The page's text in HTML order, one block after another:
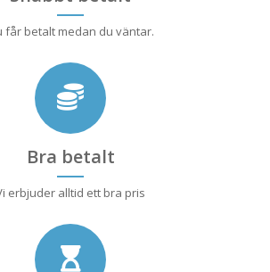
får betalt medan du väntar.
Bra betalt
erbjuder alltid ett bra pris